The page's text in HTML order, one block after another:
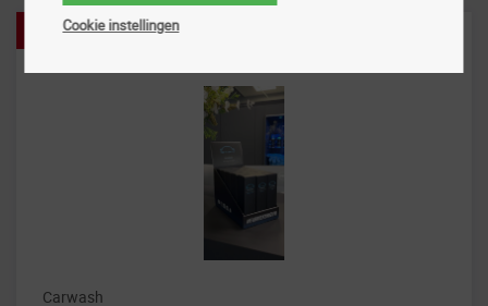
Aanbieding!
Carwash
Cookie instellingen